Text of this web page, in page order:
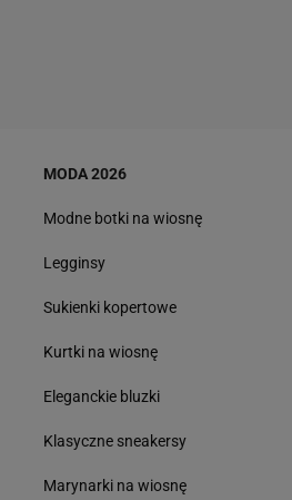
MODA 2026
Modne botki na wiosnę
Legginsy
Sukienki kopertowe
Kurtki na wiosnę
Eleganckie bluzki
Klasyczne sneakersy
Marynarki na wiosnę